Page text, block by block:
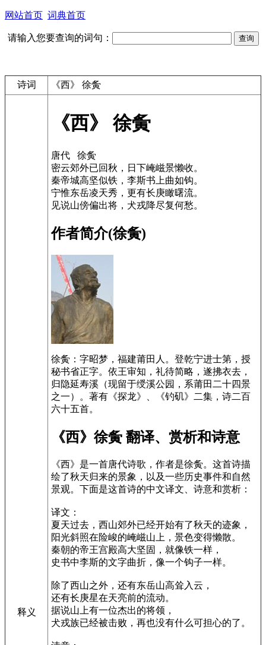
网站首页 词典首页
请输入您要查询的词句：
诗词 《西》 徐夤
释义
《西》 徐夤
唐代 徐夤
密云郊外已回秋，日下崦嵫景懒收。
秦帝城高坚似铁，李斯书上曲如钩。
宁惟东岳凌天秀，更有长庚瞰曙流。
见说山傍偏出将，犬戎降尽复何愁。
作者简介(徐夤)
徐夤：字昭梦，福建莆田人。登乾宁进士第，授
秘书省正字。依王审知，礼待简略，遂拂衣去，
归隐延寿溪（现留于绶溪公园，系莆田二十四景
之一）。著有《探龙》、《钓矶》二集，诗二百
六十五首。
《西》徐夤 翻译、赏析和诗意
《西》是一首唐代诗歌，作者是徐夤。这首诗描
绘了秋天归来的景象，以及一些历史事件和自然
景观。下面是这首诗的中文译文、诗意和赏析：
译文：
夏天过去，西山郊外已经开始有了秋天的迹象，
阳光斜照在险峻的崦嵫山上，景色变得懒散。
秦朝的帝王宫殿高大坚固，就像铁一样，
史书中李斯的文字曲折，像一个钩子一样。
除了西山之外，还有东岳山高耸入云，
还有长庚星在天亮前的流动。
据说山上有一位杰出的将领，
犬戎族已经被击败，再也没有什么可担心的了。